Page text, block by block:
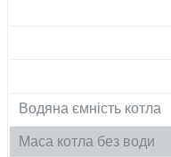
Водяна ємність котла
Маса котла без води